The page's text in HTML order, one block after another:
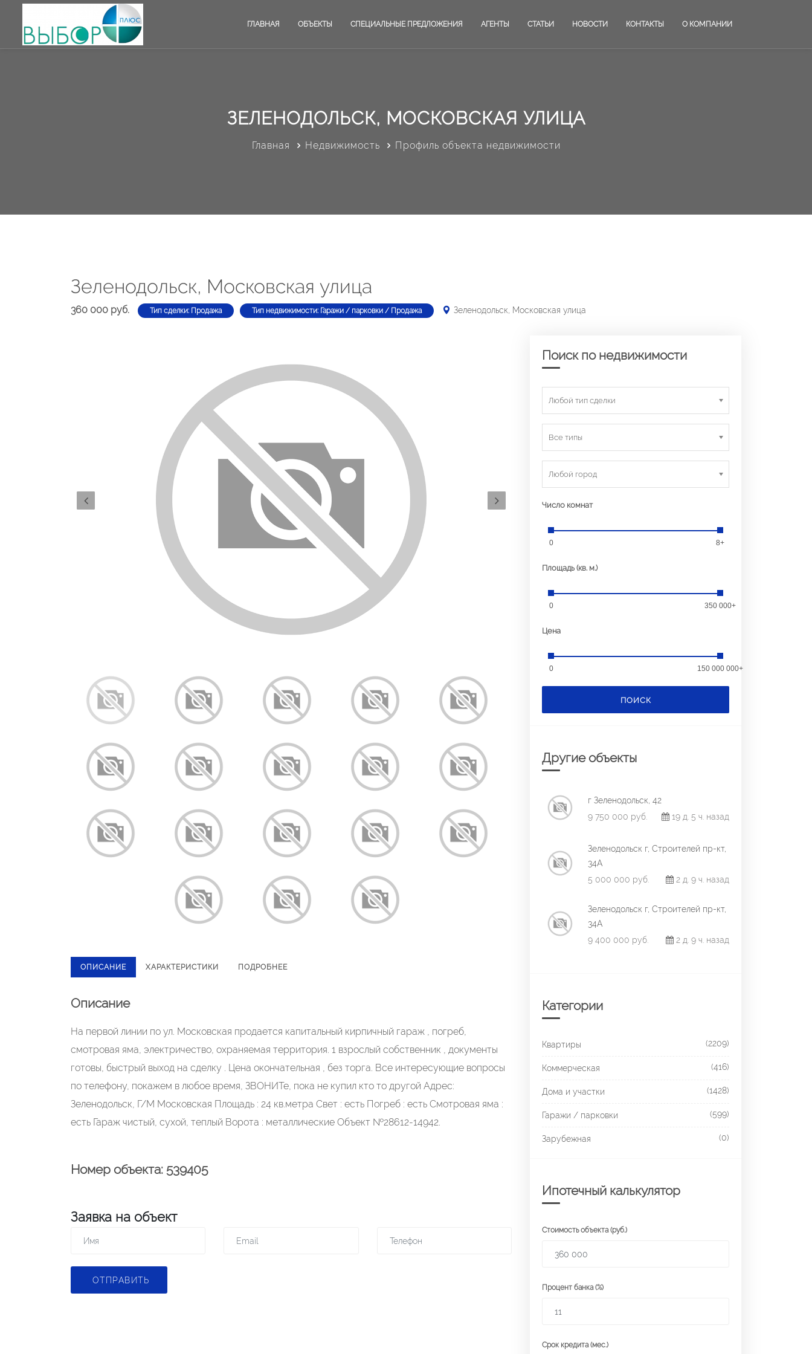
ГЛАВНАЯ ОБЪЕКТЫ СПЕЦИАЛЬНЫЕ ПРЕДЛОЖЕНИЯ АГЕНТЫ СТАТЬИ НОВОСТИ КОНТАКТЫ О КОМПАНИИ
ЗЕЛЕНОДОЛЬСК, МОСКОВСКАЯ УЛИЦА
Главная Недвижимость Профиль объекта недвижимости
Зеленодольск, Московская улица
360 000 руб. Тип сделки: Продажа Тип недвижимости: Гаражи / парковки / Продажа Зеленодольск, Московская улица
ОПИСАНИЕ ХАРАКТЕРИСТИКИ ПОДРОБНЕЕ
Описание
На первой линии по ул. Московская продается капитальный кирпичный гараж , погреб,
смотровая яма, электричество, охраняемая территория. 1 взрослый собственник , документы
готовы, быстрый выход на сделку . Цена окончательная , без торга. Все интересующие вопросы
по телефону, покажем в любое время, ЗВОНИТе, пока не купил кто то другой Адрес:
Зеленодольск, Г/М Московская Площадь : 24 кв.метра Свет : есть Погреб : есть Смотровая яма :
есть Гараж чистый, сухой, теплый Ворота : металлические Объект №28612-14942.
Номер объекта: 539405
Заявка на объект
ОТПРАВИТЬ
Поиск по недвижимости
Любой тип сделки
Все типы
Любой город
Число комнат
0 8+
Площадь (кв. м.)
0 350 000+
Цена
0 150 000 000+
ПОИСК
Другие объекты
г Зеленодольск, 42
9 750 000 руб.
19 д. 5 ч. назад
Зеленодольск г, Строителей пр-кт,
34А
5 000 000 руб.
2 д. 9 ч. назад
Зеленодольск г, Строителей пр-кт,
34А
9 400 000 руб.
2 д. 9 ч. назад
Категории
Квартиры (2209)
Коммерческая (416)
Дома и участки (1428)
Гаражи / парковки (599)
Зарубежная (0)
Ипотечный калькулятор
Стоимость объекта (руб.)
Процент банка (%)
Срок кредита (мес.)